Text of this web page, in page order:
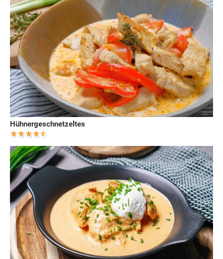
Hühnergeschnetzeltes